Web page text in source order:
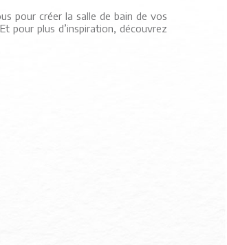
pour créer la salle de bain de vos
pour plus d’inspiration, découvrez